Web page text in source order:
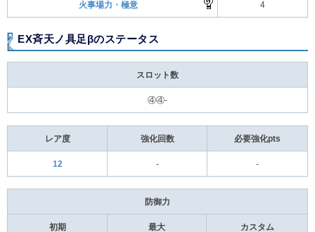
火事場力・極意 4
EX斉天ノ具足βのステータス
スロット数
④④-
レア度 強化回数 必要強化pts
12 - -
防御力
初期 最大 カスタム